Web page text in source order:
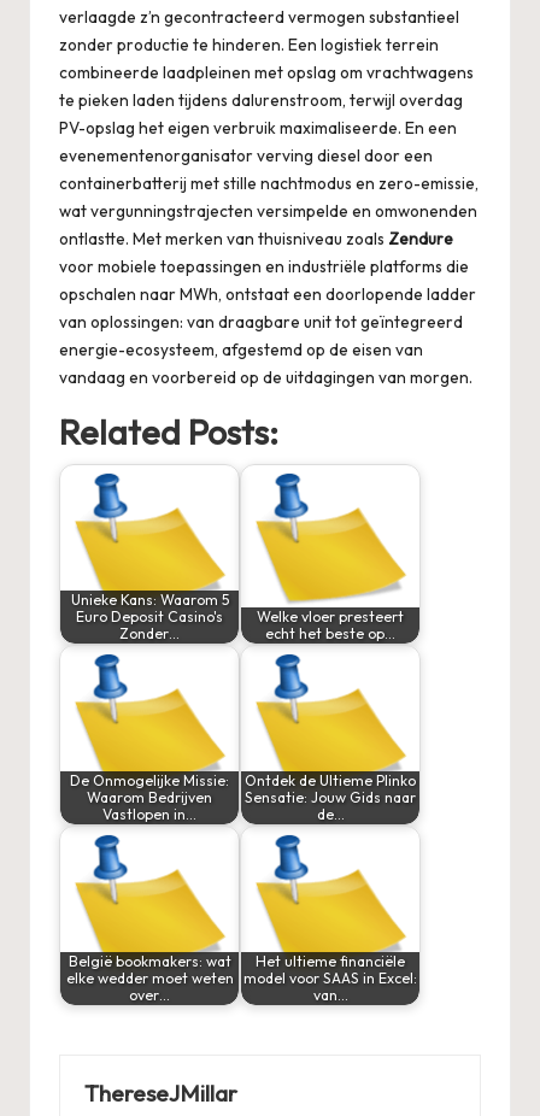
verlaagde z’n gecontracteerd vermogen substantieel
zonder productie te hinderen. Een logistiek terrein
combineerde laadpleinen met opslag om vrachtwagens
te pieken laden tijdens dalurenstroom, terwijl overdag
PV-opslag het eigen verbruik maximaliseerde. En een
evenementenorganisator verving diesel door een
containerbatterij met stille nachtmodus en zero-emissie,
wat vergunningstrajecten versimpelde en omwonenden
ontlastte. Met merken van thuisniveau zoals Zendure
voor mobiele toepassingen en industriële platforms die
opschalen naar MWh, ontstaat een doorlopende ladder
van oplossingen: van draagbare unit tot geïntegreerd
energie-ecosysteem, afgestemd op de eisen van
vandaag en voorbereid op de uitdagingen van morgen.
Related Posts:
Unieke Kans: Waarom 5
Euro Deposit Casino's
Zonder…
Welke vloer presteert
echt het beste op…
De Onmogelijke Missie:
Waarom Bedrijven
Vastlopen in…
Ontdek de Ultieme Plinko
Sensatie: Jouw Gids naar
de…
België bookmakers: wat
elke wedder moet weten
over…
Het ultieme financiële
model voor SAAS in Excel:
van…
ThereseJMillar